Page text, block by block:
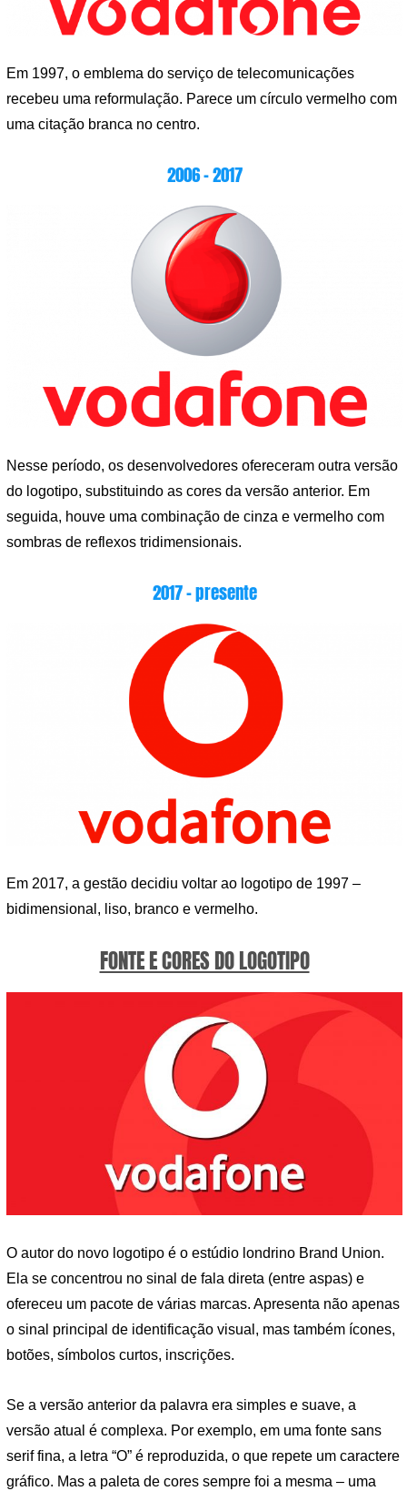
Em 1997, o emblema do serviço de telecomunicações
recebeu uma reformulação. Parece um círculo vermelho com
uma citação branca no centro.
2006 – 2017
Nesse período, os desenvolvedores ofereceram outra versão
do logotipo, substituindo as cores da versão anterior. Em
seguida, houve uma combinação de cinza e vermelho com
sombras de reflexos tridimensionais.
2017 – presente
Em 2017, a gestão decidiu voltar ao logotipo de 1997 –
bidimensional, liso, branco e vermelho.
FONTE E CORES DO LOGOTIPO
O autor do novo logotipo é o estúdio londrino Brand Union.
Ela se concentrou no sinal de fala direta (entre aspas) e
ofereceu um pacote de várias marcas. Apresenta não apenas
o sinal principal de identificação visual, mas também ícones,
botões, símbolos curtos, inscrições.
Se a versão anterior da palavra era simples e suave, a
versão atual é complexa. Por exemplo, em uma fonte sans
serif fina, a letra “O” é reproduzida, o que repete um caractere
gráfico. Mas a paleta de cores sempre foi a mesma – uma